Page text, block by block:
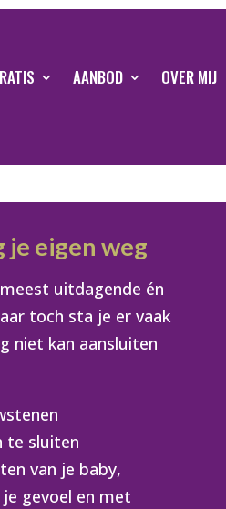
AANBOD OVER MIJ
eigen weg
uitdagende én
toch sta je er vaak
niet kan aansluiten
te sluiten
van je baby,
gevoel en met